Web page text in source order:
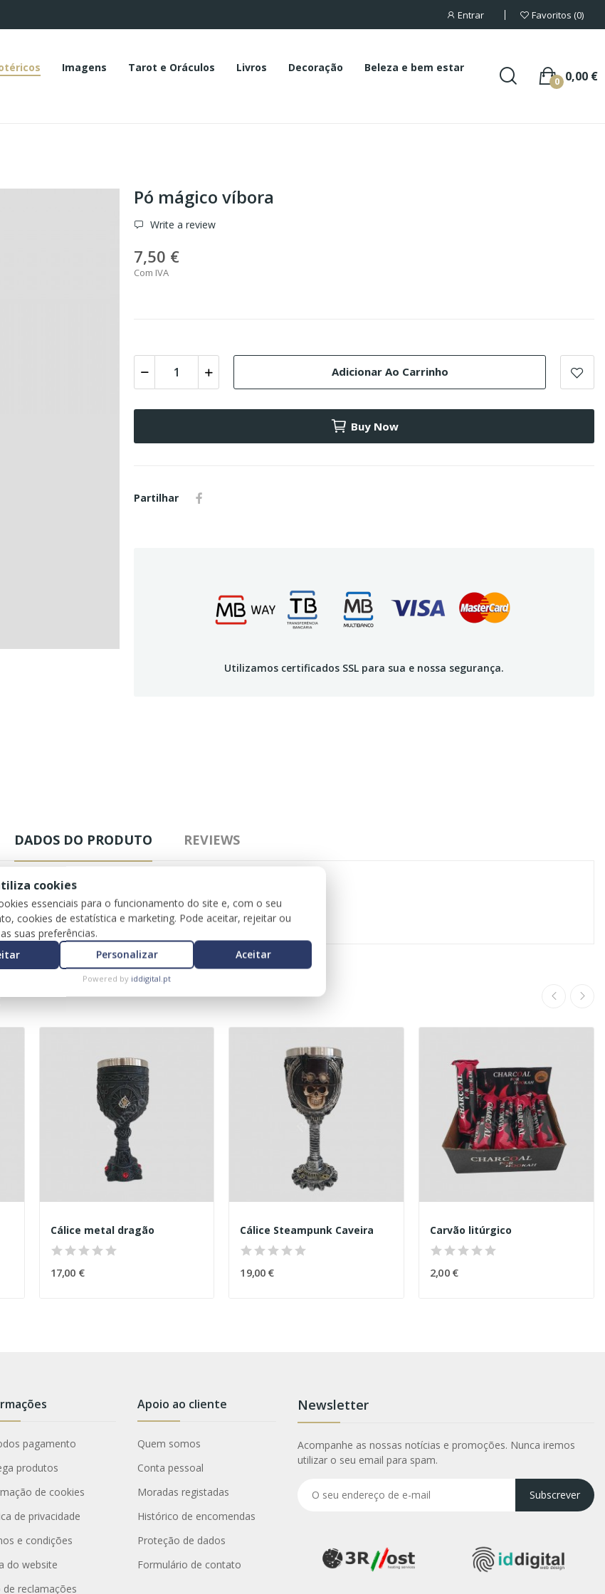
Entrar Favoritos 0
Imagens Tarot e Oráculos Livros Decoração
Beleza e bem estar
0,00 €
0
Pó mágico víbora
Write a review
7,50 €
Com IVA
Adicionar Ao Carrinho
Buy Now
Partilhar
Utilizamos certificados SSL para sua e nossa segurança.
DADOS DO PRODUTO REVIEWS
Cálice metal dragão
17,00 €
Cálice Steampunk Caveira
19,00 €
Carvão litúrgico
2,00 €
pagamento
produtos
de cookies
de privacidade
e condições
do website
de reclamações
Apoio ao cliente
Quem somos
Conta pessoal
Moradas registadas
Histórico de encomendas
Proteção de dados
Formulário de contato
Newsletter
Acompanhe as nossas notícias e promoções. Nunca iremos
utilizar o seu email para spam.
Subscrever
cookies
essenciais para o funcionamento do site e, com o seu
cookies de estatística e marketing. Pode aceitar, rejeitar ou
suas preferências.
Personalizar Aceitar
Powered by iddigital.pt